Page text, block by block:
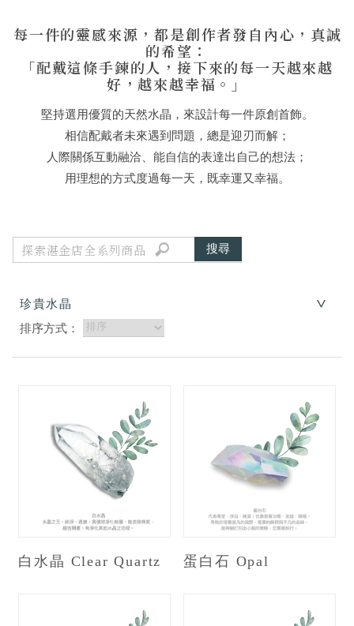
每一件的靈感來源，都是創作者發自內心，真誠
的希望：
「配戴這條手鍊的人，接下來的每一天越來越
好，越來越幸福。」
堅持選用優質的天然水晶，來設計每一件原創首飾。
相信配戴者未來遇到問題，總是迎刃而解；
人際關係互動融洽、能自信的表達出自己的想法；
用理想的方式度過每一天，既幸運又幸福。
珍貴水晶
排序方式：
白水晶 Clear Quartz 蛋白石 Opal